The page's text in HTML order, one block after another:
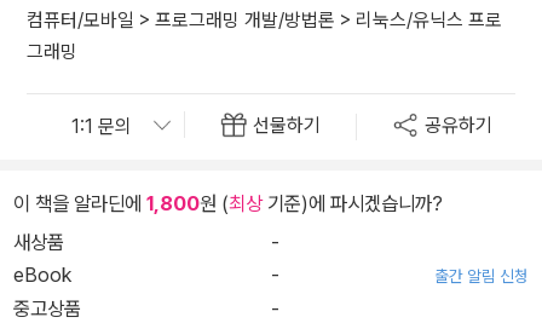
컴퓨터/모바일 > 프로그래밍 개발/방법론 > 리눅스/유닉스 프로
그래밍
선물하기 공유하기
이 책을 알라딘에 1,800원 (최상기준)에 파시겠습니까?
새상품
-
eBook
- 출간 알림 신청
중고상품 -